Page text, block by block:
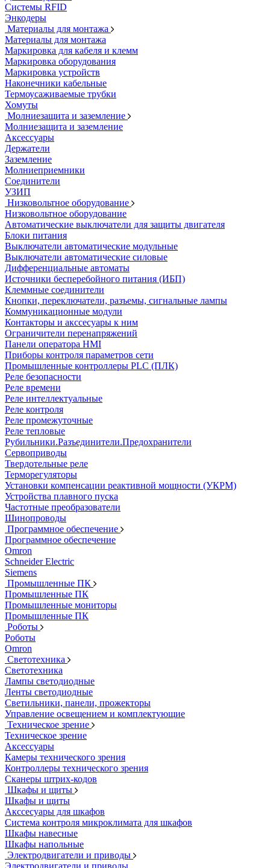
Системы RFID
Энкодеры
Материалы для монтажа
Материалы для монтажа
Маркировка для кабеля и клемм
Маркировка оборудования
Маркировка устройств
Наконечники кабельные
Термоусаживаемые трубки
Хомуты
Молниезащита и заземление
Молниезащита и заземление
Аксессуары
Держатели
Заземление
Молниеприемники
Соединители
УЗИП
Низковольтное оборудование
Низковольтное оборудование
Автоматические выключатели для защиты двигателя
Блоки питания
Выключатели автоматические модульные
Выключатели автоматические силовые
Дифференциальные автоматы
Источники бесперебойного питания (ИБП)
Клеммные соединители
Кнопки, переключатели, разъемы, сигнальные лампы
Коммуникационные модули
Контакторы и акссесуары к ним
Ограничители перенапряжений
Панели оператора HMI
Приборы контроля параметров сети
Промышленные контроллеры PLC (ПЛК)
Реле безопасности
Реле времени
Реле интеллектуальные
Реле контроля
Реле промежуточные
Реле тепловые
Рубильники.Разъединители.Предохранители
Сервоприводы
Твердотельные реле
Терморегуляторы
Установки компенсации реактивной мощности (УКРМ)
Устройства плавного пуска
Частотные преобразователи
Шинопроводы
Программное обеспечение
Программное обеспечение
Omron
Schneider Electric
Siemens
Промышленные ПК
Промышленные ПК
Промышленные мониторы
Промышленные ПК
Роботы
Роботы
Omron
Светотехника
Светотехника
Лампы светодиодные
Ленты светодиодные
Светильники, панели, прожекторы
Управление освещением и комплектующие
Техническое зрение
Техническое зрение
Аксессуары
Камеры технического зрения
Контроллеры технического зрения
Сканеры штрих-кодов
Шкафы и щиты
Шкафы и щиты
Акссесуары для шкафов
Система контроля микроклимата для шкафов
Шкафы навесные
Шкафы напольные
Электродвигатели и приводы
Электродвигатели и приводы